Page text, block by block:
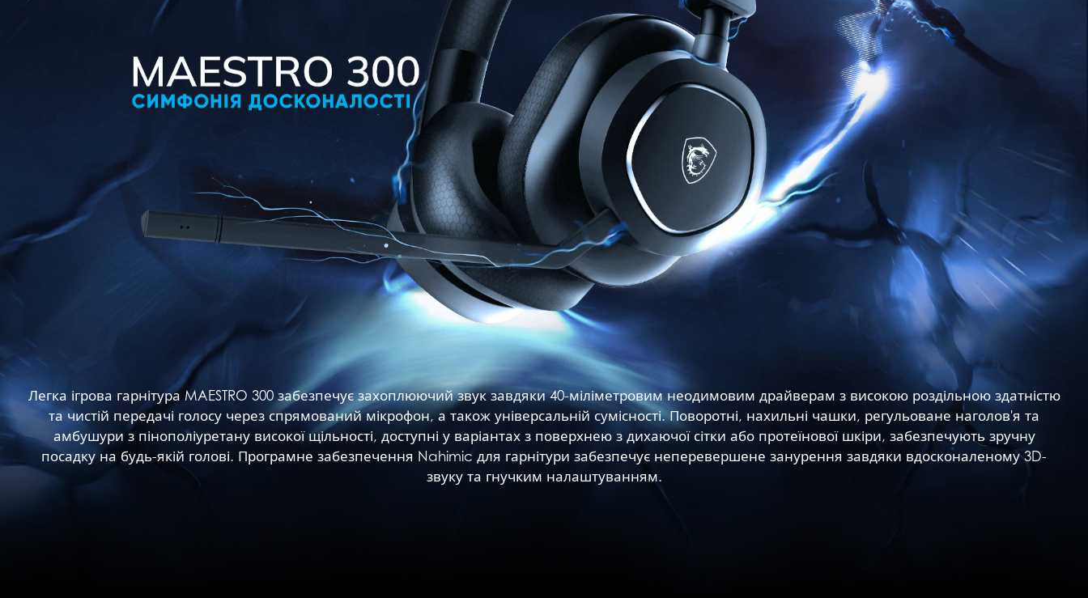
Легка ігрова гарнітура MAESTRO 300 забезпечує захоплюючий звук завдяки 40-міліметровим неодимовим драйверам з високою роздільною здатністю
та чистій передачі голосу через спрямований мікрофон, а також універсальній сумісності. Поворотні, нахильні чашки, регульоване наголов'я та
амбушури з пінополіуретану високої щільності, доступні у варіантах з поверхнею з дихаючої сітки або протеїнової шкіри, забезпечують зручну
посадку на будь-якій голові. Програмне забезпечення Nahimic для гарнітури забезпечує неперевершене занурення завдяки вдосконаленому 3D-
звуку та гнучким налаштуванням.